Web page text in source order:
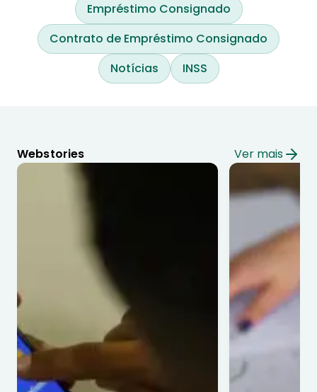
Empréstimo Consignado
Contrato de Empréstimo Consignado
Notícias
INSS
Webstories Ver mais